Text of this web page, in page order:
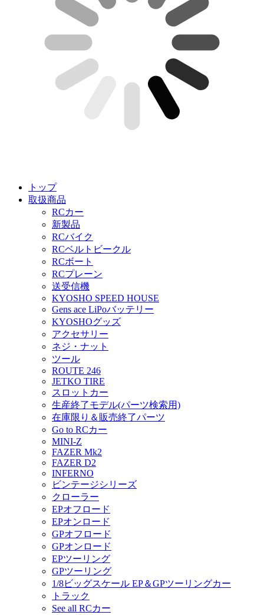
トップ
取扱商品
RCカー
新製品
RCバイク
RCベルトビークル
RCボート
RCプレーン
送受信機
KYOSHO SPEED HOUSE
Gens ace LiPoバッテリー
KYOSHOグッズ
アクセサリー
ネジ・ナット
ツール
ROUTE 246
JETKO TIRE
スロットカー
生産終了モデル(パーツ検索用)
在庫限り＆販売終了パーツ
Go to RCカー
MINI-Z
FAZER Mk2
FAZER D2
INFERNO
ビンテージシリーズ
クローラー
EPオフロード
EPオンロード
GPオフロード
GPオンロード
EPツーリング
GPツーリング
1/8ビッグスケール EP＆GPツーリングカー
トラック
See all RCカー